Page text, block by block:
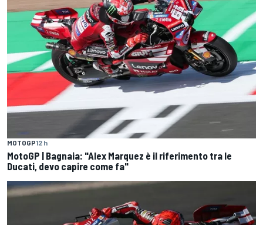
MOTOGP12 h
MotoGP | Bagnaia: "Alex Marquez è il riferimento tra le
Ducati, devo capire come fa"